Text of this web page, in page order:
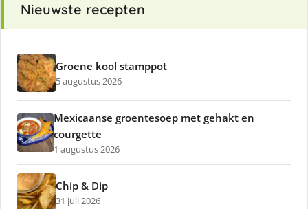
Nieuwste recepten
Groene kool stamppot
5 augustus 2026
Mexicaanse groentesoep met gehakt en
courgette
1 augustus 2026
Chip & Dip
31 juli 2026